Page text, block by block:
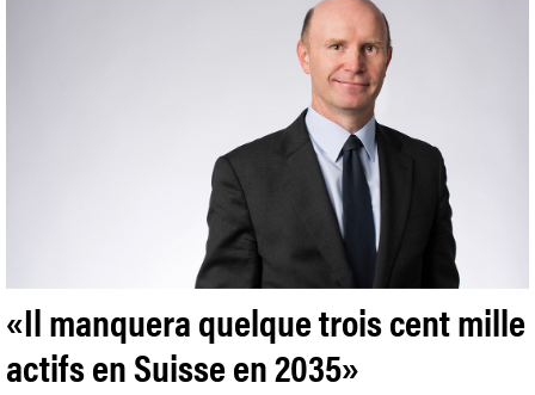
«Il manquera quelque trois cent mille
actifs en Suisse en 2035»